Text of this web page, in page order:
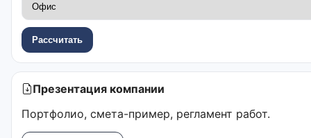
Рассчитать
Презентация компании
Портфолио, смета-пример, регламент работ.